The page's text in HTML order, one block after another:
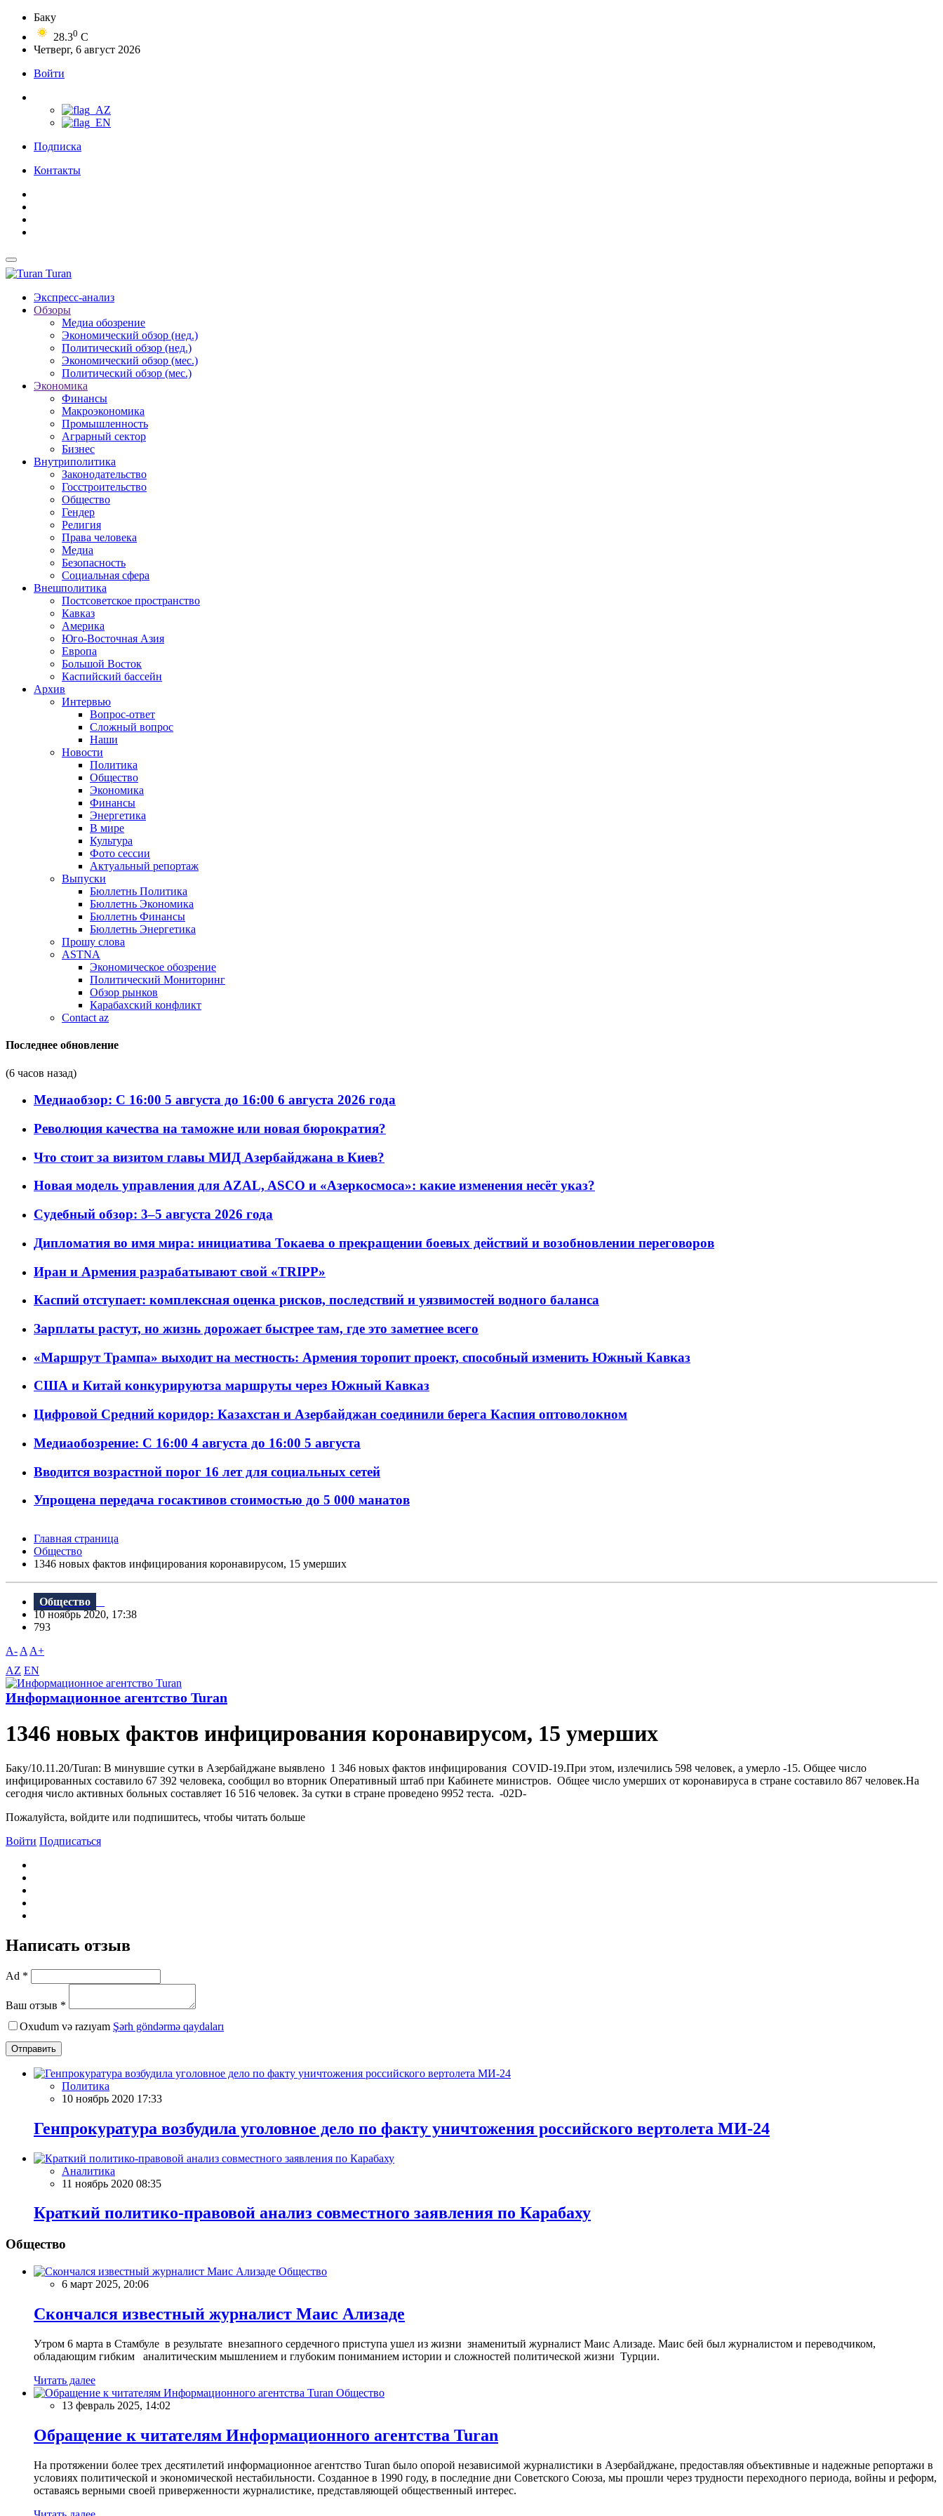
Баку
28.30 C
Четверг, 6 август 2026
Войти
Подписка
Контакты
Turan
Экспресс-анализ
Обзоры
Медиа обозрение
Экономический обзор (нед.)
Политический обзор (нед.)
Экономический обзор (мес.)
Политический обзор (мес.)
Экономика
Финансы
Макроэкономика
Промышленность
Аграрный сектор
Бизнес
Внутриполитика
Законодательство
Госстроительство
Общество
Гендер
Религия
Права человека
Медиа
Безопасность
Социальная сфера
Внешполитика
Постсоветское пространство
Кавказ
Америка
Юго-Восточная Азия
Европа
Большой Восток
Каспийский бассейн
Архив
Интервью
Вопрос-ответ
Сложный вопрос
Наши
Новости
Политика
Общество
Экономика
Финансы
Энергетика
В мире
Культура
Фото сессии
Актуальный репортаж
Выпуски
Бюллетнь Политика
Бюллетнь Экономика
Бюллетнь Финансы
Бюллетнь Энергетика
Прошу слова
ASTNA
Экономическое обозрение
Политический Мониторинг
Обзор рынков
Карабахский конфликт
Contact az
Последнее обновление
(6 часов назад)
Медиаобзор: С 16:00 5 августа до 16:00 6 августа 2026 года
Революция качества на таможне или новая бюрократия?
Что стоит за визитом главы МИД Азербайджана в Киев?
Новая модель управления для AZAL, ASCO и «Азеркосмоса»: какие изменения несёт указ?
Судебный обзор: 3–5 августа 2026 года
Дипломатия во имя мира: инициатива Токаева о прекращении боевых действий и возобновлении переговоров
Иран и Армения разрабатывают свой «TRIPP»
Каспий отступает: комплексная оценка рисков, последствий и уязвимостей водного баланса
Зарплаты растут, но жизнь дорожает быстрее там, где это заметнее всего
«Маршрут Трампа» выходит на местность: Армения торопит проект, способный изменить Южный Кавказ
США и Китай конкурируютза маршруты через Южный Кавказ
Цифровой Средний коридор: Казахстан и Азербайджан соединили берега Каспия оптоволокном
Медиаобозрение: С 16:00 4 августа до 16:00 5 августа
Вводится возрастной порог 16 лет для социальных сетей
Упрощена передача госактивов стоимостью до 5 000 манатов
Главная страница
Общество
1346 новых фактов инфицирования коронавирусом, 15 умерших
Общество
10 ноябрь 2020, 17:38
793
A- A A+
AZ EN
Информационное агентство Turan
1346 новых фактов инфицирования коронавирусом, 15 умерших
Баку/10.11.20/Turan: В минувшие сутки в Азербайджане выявлено 1 346 новых фактов инфицирования COVID-19.При этом, излечились 598 человек, а умерло -15. Общее число
инфицированных составило 67 392 человека, сообщил во вторник Оперативный штаб при Кабинете министров. Общее число умерших от коронавируса в стране составило 867 человек.На
сегодня число активных больных составляет 16 516 человек. За сутки в стране проведено 9952 теста. -02D-
Пожалуйста, войдите или подпишитесь, чтобы читать больше
Войти Подписаться
Написать отзыв
Ad *
Ваш отзыв *
Oxudum və razıyam Şərh göndərmə qaydaları
Отправить
Политика
10 ноябрь 2020 17:33
Генпрокуратура возбудила уголовное дело по факту уничтожения российского вертолета МИ-24
Аналитика
11 ноябрь 2020 08:35
Краткий политико-правовой анализ совместного заявления по Карабаху
Общество
Общество
6 март 2025, 20:06
Скончался известный журналист Маис Ализаде
Утром 6 марта в Стамбуле в результате внезапного сердечного приступа ушел из жизни знаменитый журналист Маис Ализаде. Маис бей был журналистом и переводчиком,
обладающим гибким аналитическим мышлением и глубоким пониманием истории и сложностей политической жизни Турции.
Читать далее
Общество
13 февраль 2025, 14:02
Обращение к читателям Информационного агентства Turan
На протяжении более трех десятилетий информационное агентство Turan было опорой независимой журналистики в Азербайджане, предоставляя объективные и надежные репортажи в
условиях политической и экономической нестабильности. Созданное в 1990 году, в последние дни Советского Союза, мы прошли через трудности переходного периода, войны и реформ,
оставаясь верными своей приверженности журналистике, представляющей общественный интерес.